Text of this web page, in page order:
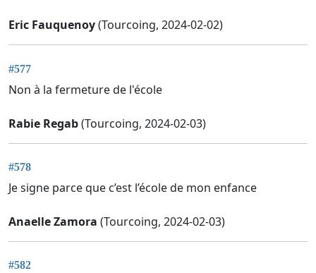
Eric Fauquenoy(Tourcoing, 2024-02-02)
#577
Non à la fermeture de l'école
Rabie Regab(Tourcoing, 2024-02-03)
#578
Je signe parce que c’est l’école de mon enfance
Anaelle Zamora (Tourcoing, 2024-02-03)
#582